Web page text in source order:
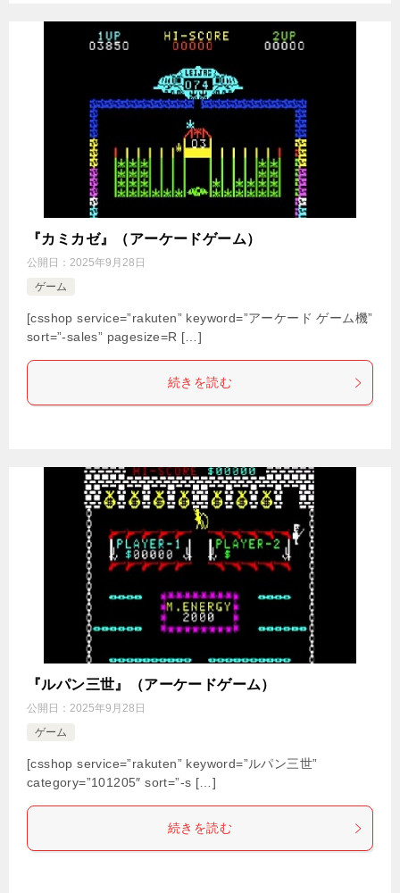
『カミカゼ』（アーケードゲーム）
公開日： 2025年9月28日
ゲーム
[csshop service=”rakuten” keyword=”アーケード ゲーム機”
sort=”-sales” pagesize=R […]
続きを読む
『ルパン三世』（アーケードゲーム）
公開日： 2025年9月28日
ゲーム
[csshop service=”rakuten” keyword=”ルパン三世”
category=”101205″ sort=”-s […]
続きを読む